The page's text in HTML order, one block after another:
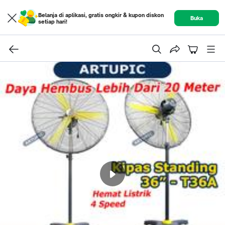
Belanja di aplikasi, gratis ongkir & kupon diskon
setiap hari!
Buka